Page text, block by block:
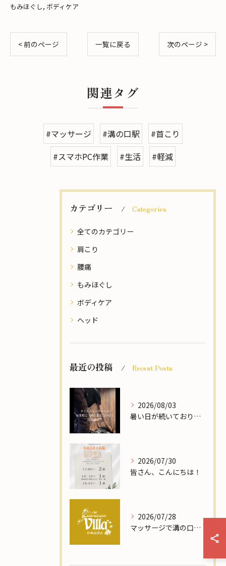
もみほぐし ボディケア
< 前のページ 一覧に戻る 次のページ >
関連タグ
#マッサージ #溝の口駅
#首こり
#スマホPC作業
#生活 #軽減
カテゴリー Categories
全てのカテゴリー
肩こり
腰痛
もみほぐし
ボディケア
ヘッド
最近の投稿 Recent Posts
2026/08/03
暑い日が続いておりますが、皆さまいかがお過ごしでしょうか🌻
2026/07/30
皆さん、こんにちは！
2026/07/28
マッサージで溝の口駅近ドライヘッドスパ体験と頭皮ケアの効果を徹底解説